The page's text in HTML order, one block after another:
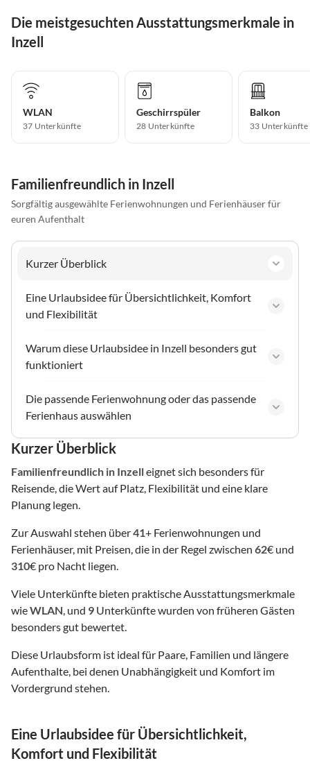
Die meistgesuchten Ausstattungsmerkmale in
Inzell
WLAN
37 Unterkünfte
Geschirrspüler
28 Unterkünfte
Balkon
33 Unterkünfte
Familienfreundlich in Inzell
Sorgfältig ausgewählte Ferienwohnungen und Ferienhäuser für
euren Aufenthalt
Kurzer Überblick
Eine Urlaubsidee für Übersichtlichkeit, Komfort
und Flexibilität
Warum diese Urlaubsidee in Inzell besonders gut
funktioniert
Die passende Ferienwohnung oder das passende
Ferienhaus auswählen
Kurzer Überblick
Familienfreundlich in Inzelleignet sich besonders für
Reisende, die Wert auf Platz, Flexibilität und eine klare
Planung legen.
Zur Auswahl stehen über41+ Ferienwohnungen und
Ferienhäuser, mit Preisen, die in der Regel zwischen 62€ und
310€ pro Nacht liegen.
Viele Unterkünfte bieten praktische Ausstattungsmerkmale
wieWLAN, und 9 Unterkünfte wurden von früheren Gästen
besonders gut bewertet.
Diese Urlaubsform ist ideal für Paare, Familien und längere
Aufenthalte, bei denen Unabhängigkeit und Komfort im
Vordergrund stehen.
Eine Urlaubsidee für Übersichtlichkeit,
Komfort und Flexibilität